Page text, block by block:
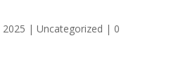
| Uncategorized | 0